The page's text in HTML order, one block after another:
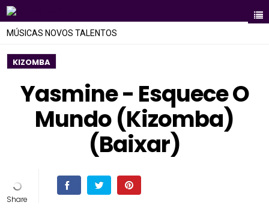
MÚSICAS NOVOS TALENTOS
KIZOMBA
Yasmine - Esquece O
Mundo (Kizomba)
(Baixar)